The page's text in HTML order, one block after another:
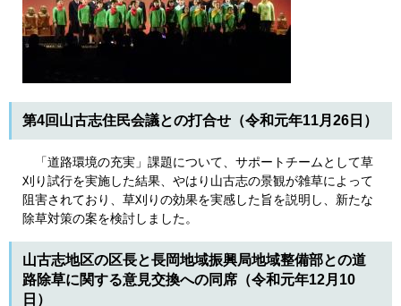
第4回山古志住民会議との打合せ（令和元年11月26日）
「道路環境の充実」課題について、サポートチームとして草
刈り試行を実施した結果、やはり山古志の景観が雑草によって
阻害されており、草刈りの効果を実感した旨を説明し、新たな
除草対策の案を検討しました。
山古志地区の区長と長岡地域振興局地域整備部との道
路除草に関する意見交換への同席（令和元年12月10
日）